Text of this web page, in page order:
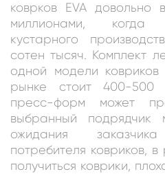
коврков EVA довольно
миллионами, когда
кустарного
сотен тысяч. Комплект
одной модели
рынке стоит 400-500
пресс-форм может
выбранный подрядчик
ожидания
потребителя ковриков, в
получиться коврики,